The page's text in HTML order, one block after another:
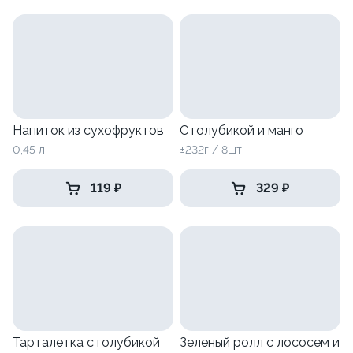
Напиток из сухофруктов
0,45 л
119 ₽
С голубикой и манго
±232г / 8шт.
329 ₽
Тарталетка с голубикой
Зеленый ролл с лососем и